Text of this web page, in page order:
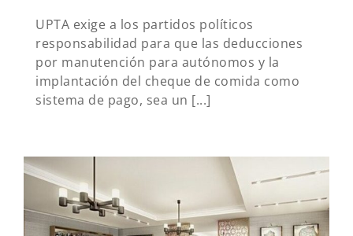
UPTA exige a los partidos políticos
responsabilidad para que las deducciones
por manutención para autónomos y la
implantación del cheque de comida como
sistema de pago, sea un [...]